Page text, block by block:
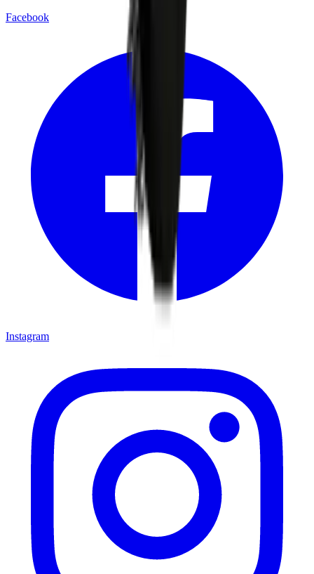
Facebook
Instagram